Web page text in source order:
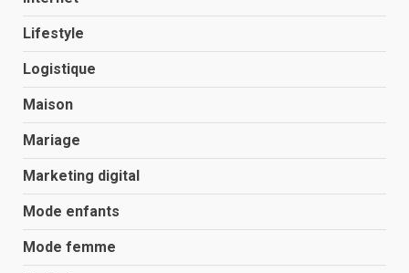
Lifestyle
Logistique
Maison
Mariage
Marketing digital
Mode enfants
Mode femme